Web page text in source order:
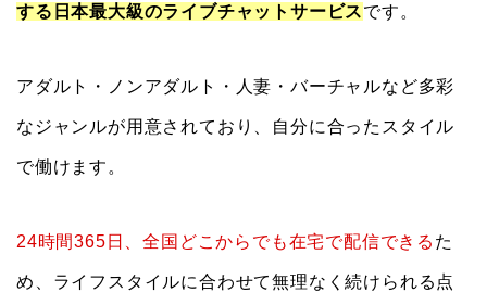
する日本最大級のライブチャットサービスです。
アダルト・ノンアダルト・人妻・バーチャルなど多彩
なジャンルが用意されており、自分に合ったスタイル
で働けます。
24時間365日、全国どこからでも在宅で配信できる た
め、ライフスタイルに合わせて無理なく続けられる点